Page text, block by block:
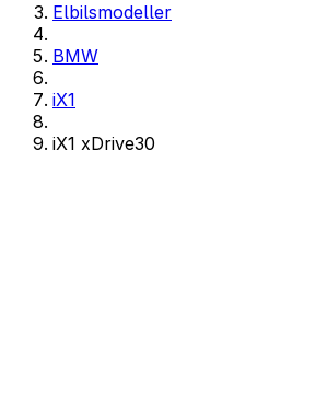
Elbilsmodeller
BMW
iX1
iX1 xDrive30